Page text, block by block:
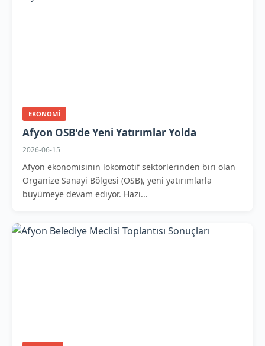
EKONOMI
Afyon OSB'de Yeni Yatırımlar Yolda
2026-06-15
Afyon ekonomisinin lokomotif sektörlerinden biri olan
Organize Sanayi Bölgesi (OSB), yeni yatırımlarla
büyümeye devam ediyor. Hazi...